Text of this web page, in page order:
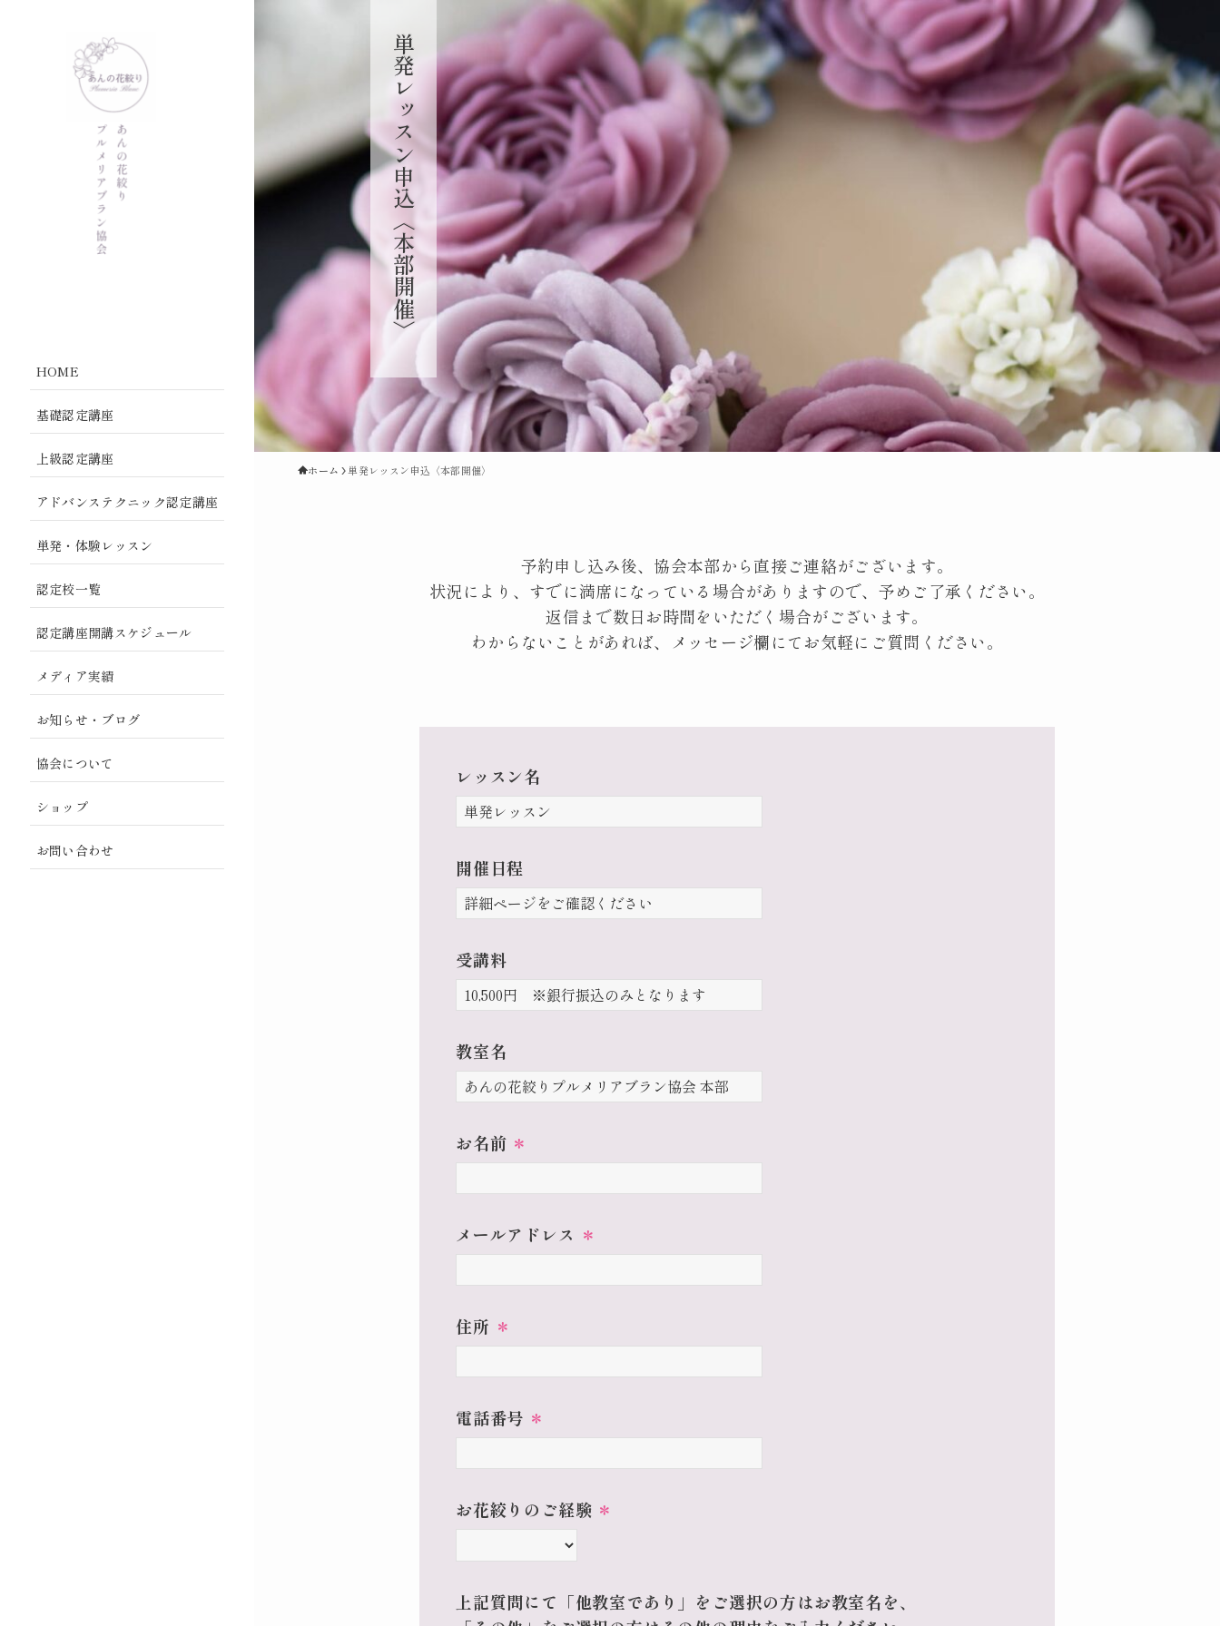
単発レッスン申込〈本部開催〉
ホーム 単発レッスン申込〈本部開催〉
予約申し込み後、協会本部から直接ご連絡がございます。
状況により、すでに満席になっている場合がありますので、予めご了承ください。
返信まで数日お時間をいただく場合がございます。
わからないことがあれば、 メッセージ欄にてお気軽にご質問ください。
レッスン名
開催日程
受講料
教室名
お名前 ＊
メールアドレス ＊
住所 ＊
電話番号 ＊
お花絞りのご経験 ＊
上記質問にて「他教室であり」をご選択の方はお教室名を、
HOME
基礎認定講座
上級認定講座
アドバンステクニック認定講座
単発・体験レッスン
認定校一覧
認定講座開講スケジュール
メディア実績
お知らせ・ブログ
協会について
ショップ
お問い合わせ